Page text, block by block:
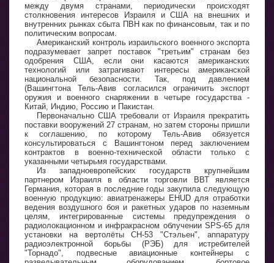
между двумя странами, периодически происходят
столкновения интересов Израиля и США на внешних и
внутренних рынках сбыта ПВН как по финансовым, так и по
политическим вопросам.
Американский контроль израильского военного экспорта
подразумевает запрет поставок "третьим" странам без
одобрения США, если они касаются американских
технологий или затрагивают интересы американской
национальной безопасности. Так, под давлением
(Вашингтона Тель-Авив согласился ограничить экспорт
оружия и военного снаряжении в четыре государства -
Китай, Индию, Россию и Пакистан.
Первоначально США требовали от Израиля прекратить
поставки вооружений 27 странам, но затем стороны пришли
к соглашению, по которому Тель-Авив обязуется
консультироваться с Вашингтоном перед заключением
контрактов в военно-технической области только с
указанными четырьмя государствами.
Из западноевропейских государств крупнейшим
партнером Израиля в области торговли ВВТ является
Германия, которая в последние годы закупила следующую
военную продукцию: авиатренажеры EHUD для отработки
ведения воздушного боя и ракетных ударов по наземным
целям, интегрированные системы предупреждения о
радиолокационном и инфракрасном облучении SPS-65 для
установки на вертолёты CH-53 "Стэльен", аппаратуру
радиоэлектронной борьбы (РЭБ) для истребителей
"Торнадо", подвесные авиационные контейнеры с